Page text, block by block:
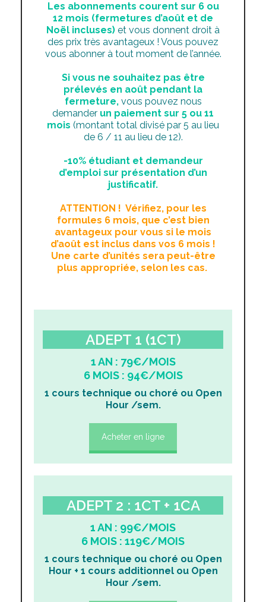
Les abonnements courent sur 6 ou
12 mois (fermetures d’août et de
Noël incluses) et vous donnent droit à
des prix très avantageux ! Vous pouvez
vous abonner à tout moment de l’année.
Si vous ne souhaitez pas être
prélevés en août pendant la
fermeture,vous pouvez nous
demander un paiement sur 5 ou 11
mois (montant total divisé par 5 au lieu
de 6 / 11 au lieu de 12).
-10% étudiant et demandeur
d’emploi sur présentation d’un
justificatif.
ATTENTION ! Vérifiez, pour les
formules 6 mois, que c’est bien
avantageux pour vous si le mois
d’août est inclus dans vos 6 mois !
Une carte d’unités sera peut-être
plus appropriée, selon les cas.
ADEPT 1 (1CT)
1 AN : 79€/MOIS
6 MOIS : 94€/MOIS
1 cours technique ou choré ou Open
Hour /sem.
Acheter en ligne
ADEPT 2 : 1CT + 1CA
1 AN : 99€/MOIS
6 MOIS : 119€/MOIS
1 cours technique ou choré ou Open
Hour + 1 cours additionnel ou Open
Hour /sem.